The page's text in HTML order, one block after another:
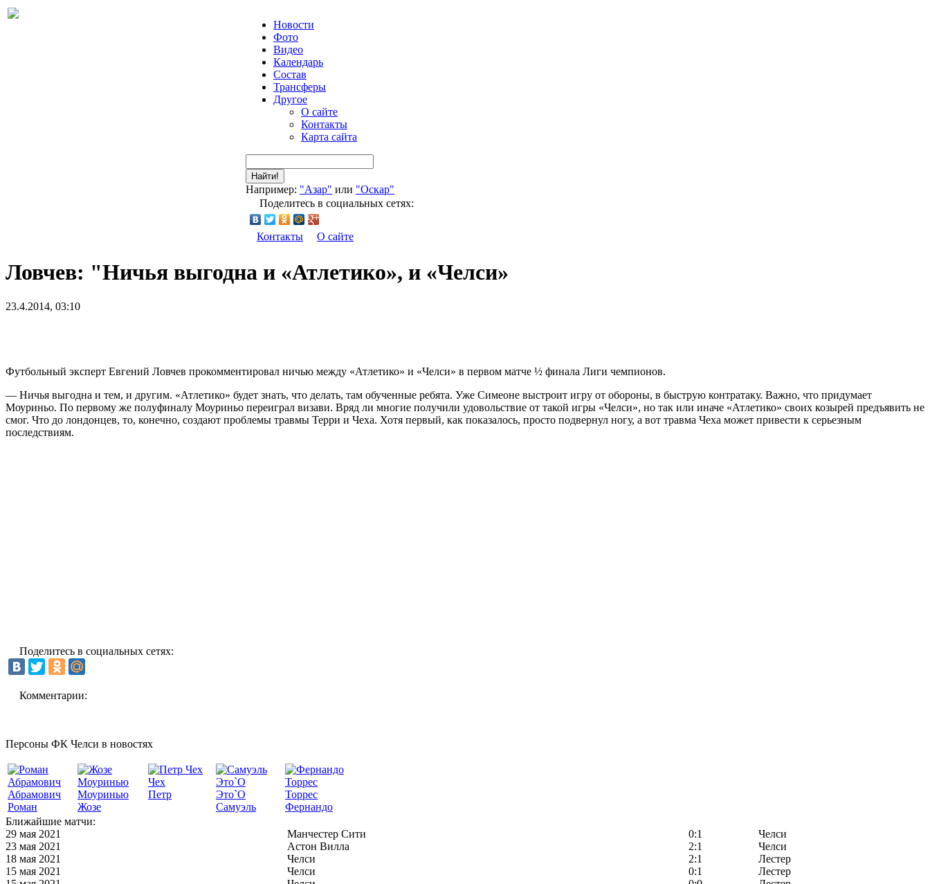
Новости
Фото
Видео
Календарь
Состав
Трансферы
Другое
О сайте
Контакты
Карта сайта
Найти!
Например: "Азар" или "Оскар"
Поделитесь в социальных сетях:
Контакты О сайте
Ловчев: "Ничья выгодна и «Атлетико», и «Челси»
23.4.2014, 03:10
Футбольный эксперт Евгений Ловчев прокомментировал ничью между «Атлетико» и «Челси» в первом матче ½ финала Лиги чемпионов.
— Ничья выгодна и тем, и другим. «Атлетико» будет знать, что делать, там обученные ребята. Уже Симеоне выстроит игру от обороны, в быструю контратаку. Важно, что придумает
Моуриньо. По первому же полуфиналу Моуриньо переиграл визави. Вряд ли многие получили удовольствие от такой игры «Челси», но так или иначе «Атлетико» своих козырей предъявить не
смог. Что до лондонцев, то, конечно, создают проблемы травмы Терри и Чеха. Хотя первый, как показалось, просто подвернул ногу, а вот травма Чеха может привести к серьезным
последствиям.
Поделитесь в социальных сетях:
Комментарии:
Персоны ФК Челси в новостях
Абрамович
Роман
Моуринью
Жозе
Чех
Петр
Это`О
Самуэль
Торрес
Фернандо
Ближайшие матчи:
29 мая 2021
Манчестер Сити 0:1
Челси
23 мая 2021
Астон Вилла 2:1
Челси
18 мая 2021
Челси 2:1
Лестер
15 мая 2021
Челси 0:1
Лестер